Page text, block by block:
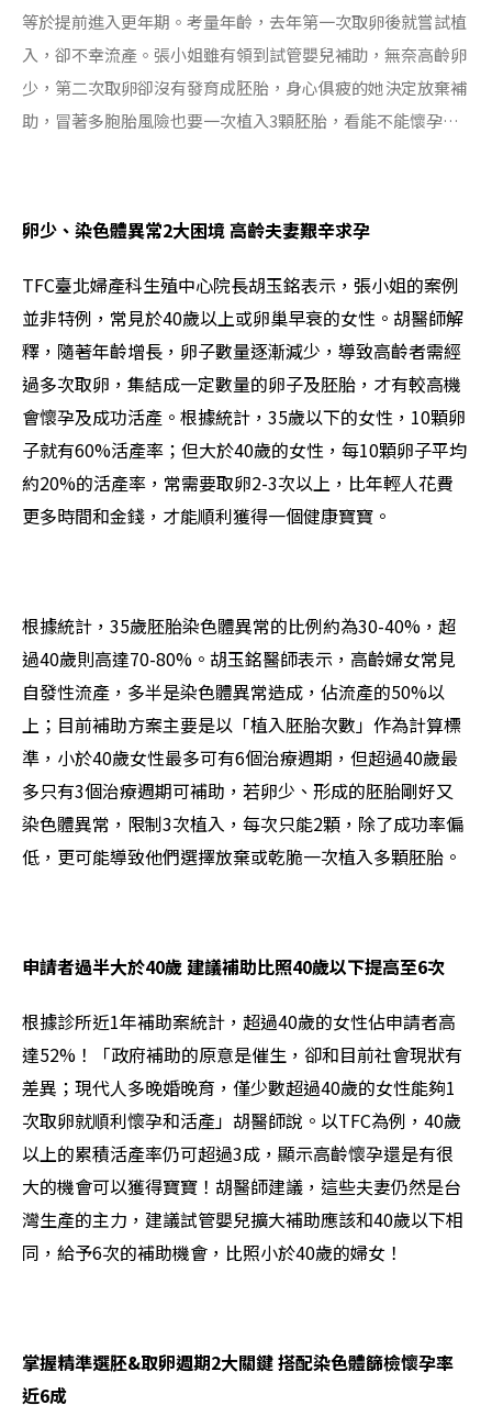
等於提前進入更年期。考量年齡，去年第一次取卵後就嘗試植
入，卻不幸流產。張小姐雖有領到試管嬰兒補助，無奈高齡卵
少，第二次取卵卻沒有發育成胚胎，身心俱疲的她決定放棄補
助，冒著多胞胎風險也要一次植入3顆胚胎，看能不能懷孕…
卵少、染色體異常2大困境 高齡夫妻艱辛求孕
TFC臺北婦產科生殖中心院長胡玉銘表示，張小姐的案例
並非特例，常見於40歲以上或卵巢早衰的女性。胡醫師解
釋，隨著年齡增長，卵子數量逐漸減少，導致高齡者需經
過多次取卵，集結成一定數量的卵子及胚胎，才有較高機
會懷孕及成功活產。根據統計，35歲以下的女性，10顆卵
子就有60%活產率；但大於40歲的女性，每10顆卵子平均
約20%的活產率，常需要取卵2-3次以上，比年輕人花費
更多時間和金錢，才能順利獲得一個健康寶寶。
根據統計，35歲胚胎染色體異常的比例約為30-40%，超
過40歲則高達70-80%。胡玉銘醫師表示，高齡婦女常見
自發性流產，多半是染色體異常造成，佔流產的50%以
上； 目前補助方案主要是以「植入胚胎次數」作為計算標
準，小於40歲女性最多可有6個治療週期，但超過40歲最
多只有3個治療週期可補助，若卵少、形成的胚胎剛好又
染色體異常，限制3次植入，每次只能2顆，除了成功率偏
低，更可能導致他們選擇放棄或乾脆一次植入多顆胚胎。
申請者過半大於40歲 建議補助比照40歲以下提高至6次
根據診所近1年補助案統計，超過40歲的女性佔申請者高
達52%！「政府補助的原意是催生，卻和目前社會現狀有
差異；現代人多晚婚晚育，僅少數超過40歲的女性能夠1
次取卵就順利懷孕和活產」胡醫師說。以TFC為例， 40歲
以上的累積活產率仍可超過3成， 顯示高齡懷孕還是有很
大的機會可以獲得寶寶！胡醫師建議，這些夫妻仍然是台
灣生產的主力，建議試管嬰兒擴大補助應該和40歲以下相
同，給予6次的補助機會，比照小於40歲的婦女！
掌握精準選胚&取卵週期2大關鍵 搭配染色體篩檢懷孕率
近6成